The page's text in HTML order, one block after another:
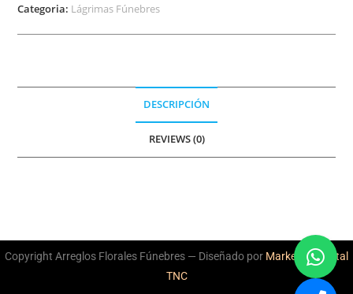
Categoria: Lágrimas Fúnebres
DESCRIPCIÓN
REVIEWS (0)
Copyright Arreglos Florales Fúnebres — Diseñado por Marketing Digital
TNC